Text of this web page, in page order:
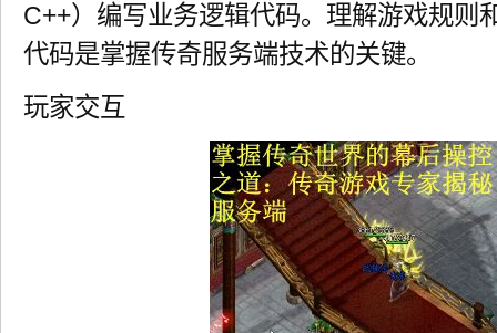
C++）编写业务逻辑代码。理解游戏规则
代码是掌握传奇服务端技术的关键。
玩家交互